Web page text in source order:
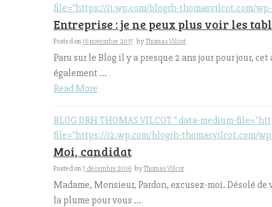
file="https://i1.wp.com/blogrh-thomasvilcot.com/
Entreprise : je ne peux plus voir les
Posted on 16 novembre 2017 byThomas Vilcot
Paru sur le Blog il y a presque 2 ans jour pour jour,
également ...
Read More
BLOG DRH THOMAS VILCOT " data-medium-
file="https://i2.wp.com/blogrh-thomasvilcot.com/
Moi, candidat
Posted on7 décembre 2016 byThomas Vilcot
Madame, Monsieur, Pardon, excusez-moi. Désolé
la plume pour vous ...